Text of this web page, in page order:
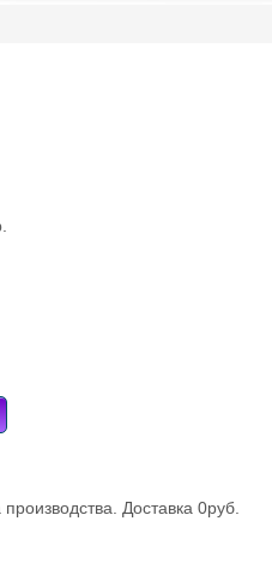
Доставка 0руб.